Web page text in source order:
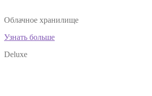
Облачное хранилище
Узнать больше
Deluxe